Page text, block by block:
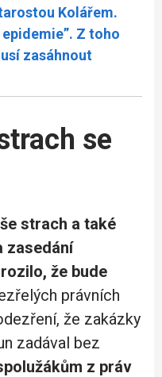
Kolářem.
Z toho
zasáhnout
se
strach a také
zasedání
že bude
právních
že zakázky
zadával bez
z práv